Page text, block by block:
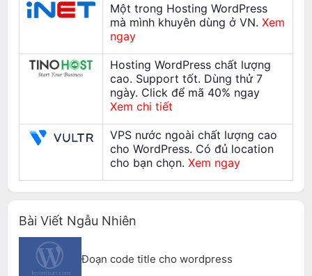
Một trong Hosting WordPress
mà mình khuyên dùng ở VN. Xem
ngay
Hosting WordPress chất lượng
cao. Support tốt. Dùng thử 7
ngày. Click để mã 40% ngay
Xem chi tiết
VPS nước ngoài chất lượng cao
cho WordPress. Có đủ location
cho bạn chọn. Xem ngay
Bài Viết Ngẫu Nhiên
Đoạn code title cho wordpress